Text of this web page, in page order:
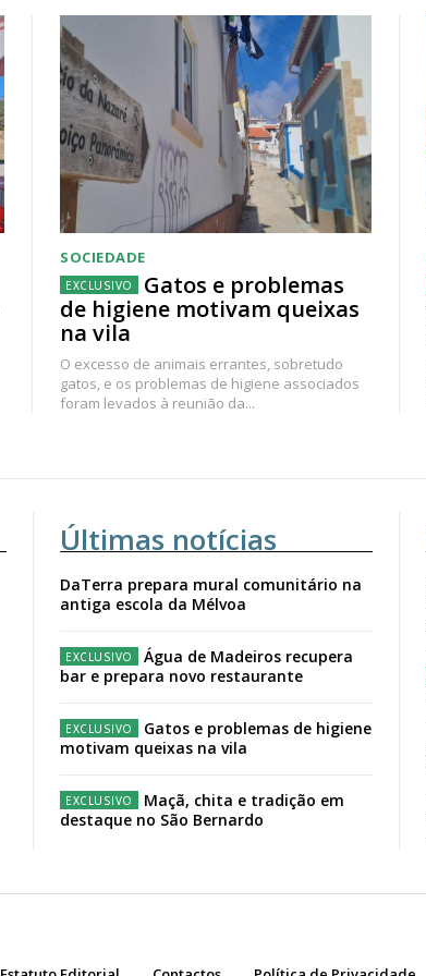
SOCIEDADE
Gatos e problemas
de higiene motivam queixas
na vila
O excesso de animais errantes, sobretudo
gatos, e os problemas de higiene associados
foram levados à reunião da...
Últimas notícias
DaTerra prepara mural comunitário na
antiga escola da Mélvoa
Água de Madeiros recupera
bar e prepara novo restaurante
Gatos e problemas de higiene
motivam queixas na vila
Maçã, chita e tradição em
destaque no São Bernardo